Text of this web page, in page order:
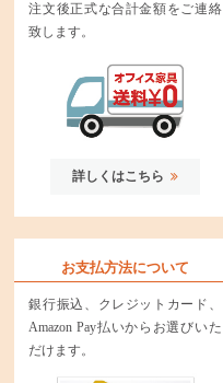
注文後正式な合計金額をご連絡
致します。
詳しくはこちら
お支払方法について
銀行振込、クレジットカード、
Amazon Pay払いからお選びいた
だけます。